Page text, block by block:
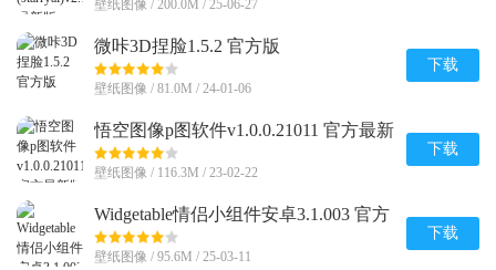
壁纸图像 / 200.0M / 25-06-27
微咔3D捏脸1.5.2 官方版
壁纸图像 / 81.0M / 24-01-06
下载
悟空图像p图软件v1.0.0.21011 官方最新
版
壁纸图像 / 116.3M / 23-02-22
下载
Widgetable情侣小组件安卓3.1.003 官方
手机最新版
壁纸图像 / 95.6M / 25-03-11
下载